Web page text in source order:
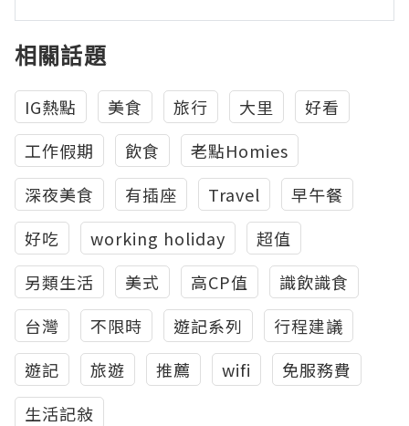
相關話題
IG熱點 美食 旅行 大里
好看
工作假期
飲食
老點Homies
深夜美食
有插座 Travel
早午餐
好吃
working holiday
超值
另類生活
美式 高CP值
識飲識食
台灣
不限時 遊記系列
行程建議
遊記
旅遊 推薦 wifi
免服務費
生活記敍